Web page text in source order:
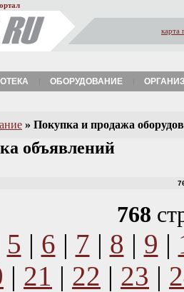
карта
ОБОРУДОВАНИЕ
» Покупка и продажа
объявлений
768
5 | 6 | 7 | 8 | 9 |
| 21 | 22 | 23 |